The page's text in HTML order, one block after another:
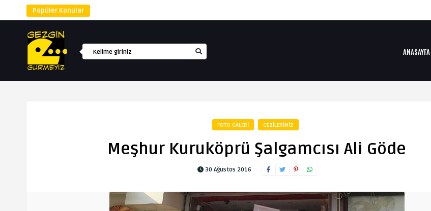
Popüler Konular
ANASAYFA
FOTO GALERI GEZILERIMIZ
Meşhur Kuruköprü Şalgamcısı Ali Göde
30 Ağustos 2016